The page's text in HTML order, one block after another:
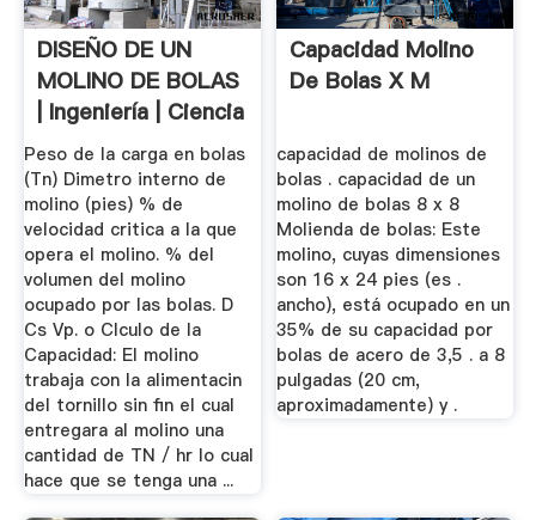
DISEÑO DE UN
MOLINO DE BOLAS
| Ingeniería | Ciencia
Peso de la carga en bolas
(Tn) Dimetro interno de
molino (pies) % de
velocidad critica a la que
opera el molino. % del
volumen del molino
ocupado por las bolas. D
Cs Vp. o Clculo de la
Capacidad: El molino
trabaja con la alimentacin
del tornillo sin fin el cual
entregara al molino una
cantidad de TN / hr lo cual
hace que se tenga una ...
Capacidad Molino
De Bolas X M
capacidad de molinos de
bolas . capacidad de un
molino de bolas 8 x 8
Molienda de bolas: Este
molino, cuyas dimensiones
son 16 x 24 pies (es .
ancho), está ocupado en un
35% de su capacidad por
bolas de acero de 3,5 . a 8
pulgadas (20 cm,
aproximadamente) y .